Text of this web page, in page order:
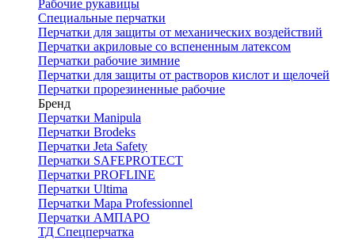
Рабочие рукавицы
Специальные перчатки
Перчатки для защиты от механических воздействий
Перчатки акриловые со вспененным латексом
Перчатки рабочие зимние
Перчатки для защиты от растворов кислот и щелочей
Перчатки прорезиненные рабочие
Бренд
Перчатки Manipula
Перчатки Brodeks
Перчатки Jeta Safety
Перчатки SAFEPROTECT
Перчатки PROFLINE
Перчатки Ultima
Перчатки Мара Professionnel
Перчатки АМПАРО
ТД Спецперчатка